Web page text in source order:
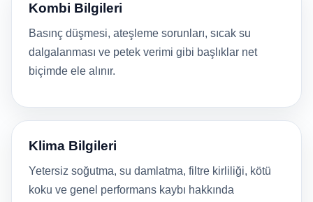
Kombi Bilgileri
Basınç düşmesi, ateşleme sorunları, sıcak su
dalgalanması ve petek verimi gibi başlıklar net
biçimde ele alınır.
Klima Bilgileri
Yetersiz soğutma, su damlatma, filtre kirliliği, kötü
koku ve genel performans kaybı hakkında